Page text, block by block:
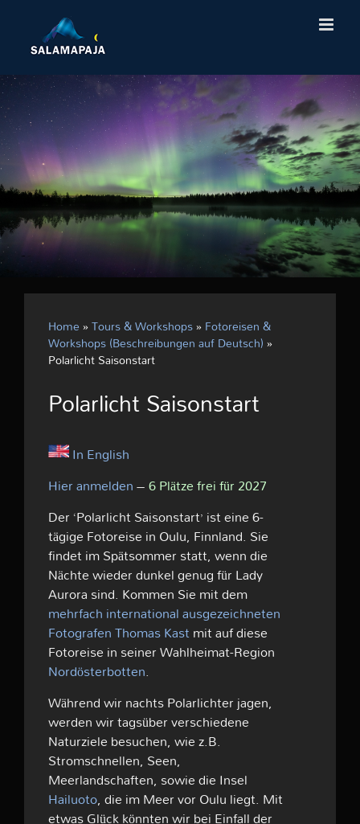
content
Home»Tours & Workshops»Fotoreisen &
Workshops (Beschreibungen auf Deutsch)»
Polarlicht Saisonstart
Polarlicht Saisonstart
In English
Hier anmelden–6 Plätze frei für 2027
Der ‘Polarlicht Saisonstart’ ist eine 6-
tägige Fotoreise in Oulu, Finnland. Sie
findet im Spätsommer statt, wenn die
Nächte wieder dunkel genug für Lady
Aurora sind. Kommen Sie mit dem
mehrfach international ausgezeichneten
FotografenThomas Kastmit auf diese
Fotoreise in seiner Wahlheimat-Region
Nordösterbotten.
Während wir nachts Polarlichter jagen,
werden wir tagsüber verschiedene
Naturziele besuchen, wie z.B.
Stromschnellen, Seen,
Meerlandschaften, sowie die Insel
Hailuoto, die im Meer vor Oulu liegt. Mit
etwas Glück könnten wir bei Einfall der